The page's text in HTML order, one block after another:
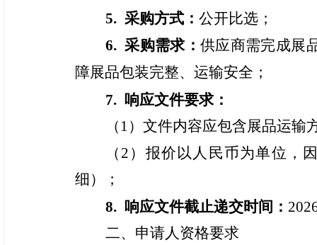
5. 采购方式： 公开比选；
6. 采购需求：供应商需完成展
障展品包装完整、运输安全；
7. 响应文件要求：
（1）文件内容应包含展品运
（2）报价以人民币为单位，
细）；
8. 响应文件截止递交时间：
二、申请人资格要求